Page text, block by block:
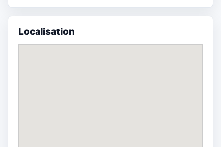
Localisation